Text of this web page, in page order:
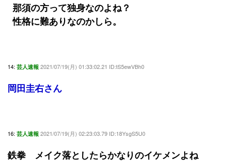
那須の方って独身なのよね？
性格に難ありなのかしら。
14: 芸人速報 2021/07/19(月) 01:33:02.21 ID:tS5ewVBh0
岡田圭右さん
16: 芸人速報 2021/07/19(月) 02:23:03.79 ID:18YsgS5U0
鉄拳 メイク落としたらかなりのイケメンよね